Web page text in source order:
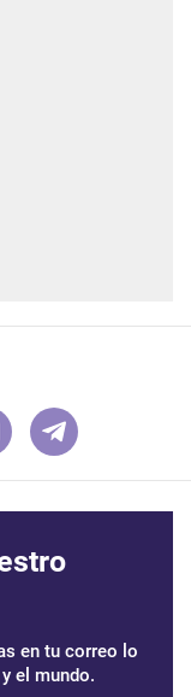
en tu correo lo
el mundo.